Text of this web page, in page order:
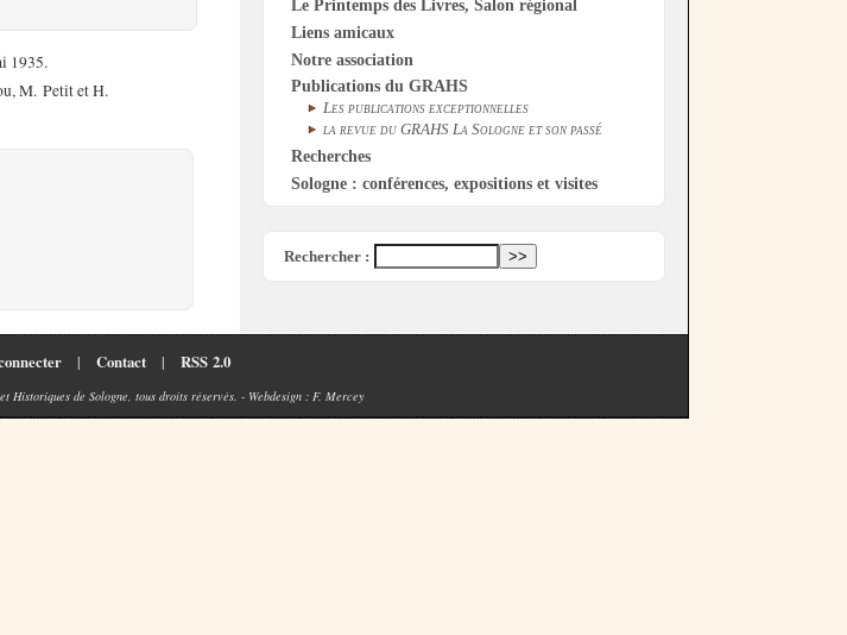
1935.
M. Petit et H.
Le Printemps des Livres, Salon régional
Liens amicaux
Notre association
Publications du GRAHS
Les publications exceptionnelles
la revue du GRAHS La Sologne et son passé
Recherches
Sologne : conférences, expositions et visites
Rechercher :
| Contact | RSS 2.0
Historiques de Sologne, tous droits réservés. - Webdesign : F. Mercey